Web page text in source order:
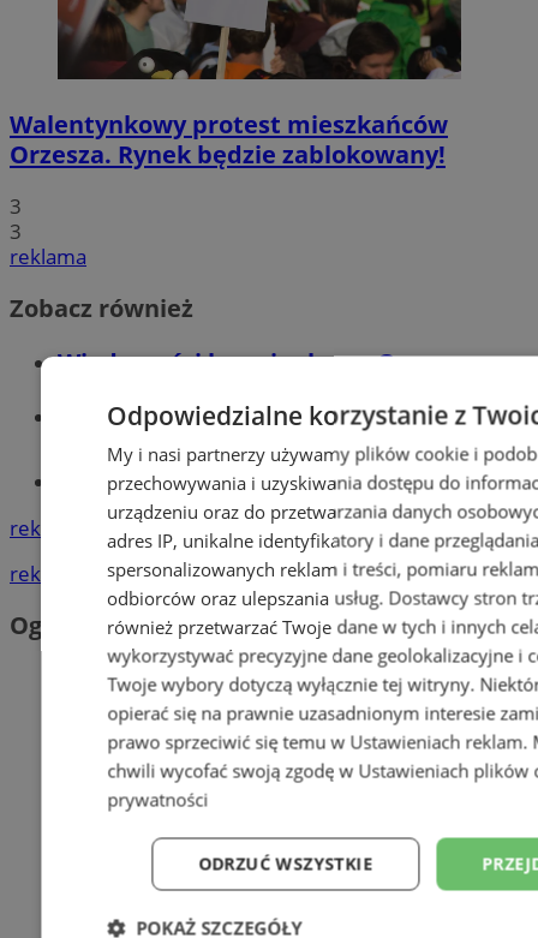
Walentynkowy protest mieszkańców
Orzesza. Rynek będzie zablokowany!
3
3
reklama
Zobacz również
Wiadomości kryminalne w Orzeszu
Wiadomości lokalne
Tworzenie stron www - Orzesze
reklama
reklama
Ogłoszenia
Odpowiedzialne korzystanie z
My i nasi partnerzy używamy plików cookie i
przechowywania i uzyskiwania dostępu do
urządzeniu oraz do przetwarzania danych
adres IP, unikalne identyfikatory i dane
spersonalizowanych reklam i treści, pomiaru
odbiorców oraz ulepszania usług. Dostawcy stron
również przetwarzać Twoje dane w tych i innych
wykorzystywać precyzyjne dane geolokalizacyjne i
Twoje wybory dotyczą wyłącznie tej witryny.
opierać się na prawnie uzasadnionym interesie
prawo sprzeciwić się temu w Ustawieniach reklam.
chwili wycofać swoją zgodę w Ustawieniach plików
prywatności
ODRZUĆ WSZYSTKIE
POKAŻ SZCZEGÓŁY